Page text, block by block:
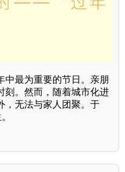
中最为重要的节日。亲朋
刻。然而，随着城市化进
，无法与家人团聚。于